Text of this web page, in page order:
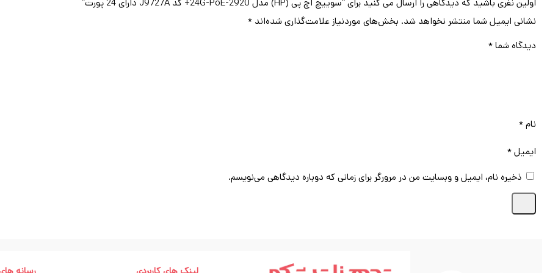
اولین نفری باشید که دیدگاهی را ارسال می کنید برای “سوییچ اچ پی (HP) مدل 2920-24G-PoE+ کد J9727A دارای 24 پورت”
نشانی ایمیل شما منتشر نخواهد شد. بخش‌های موردنیاز علامت‌گذاری شده‌اند *
دیدگاه شما*
نام*
ایمیل*
ذخیره نام، ایمیل و وبسایت من در مرورگر برای زمانی که دوباره دیدگاهی می‌نویسم.